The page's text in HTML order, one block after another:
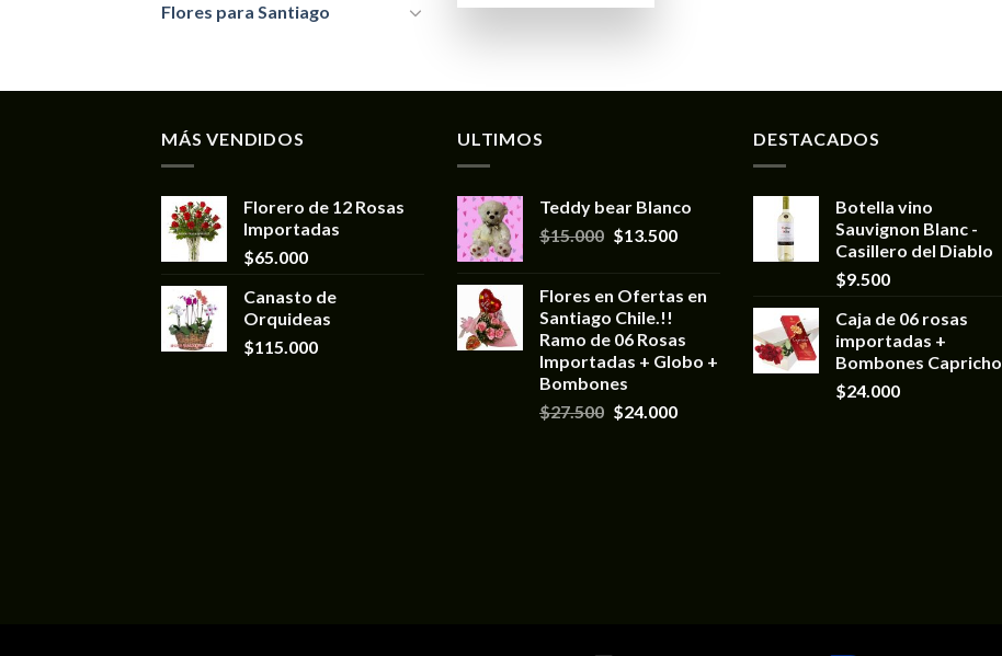
Flores para Santiago
MÁS VENDIDOS
Florero de 12 Rosas
Importadas
$65.000
Canasto de
Orquideas
$115.000
ULTIMOS
Teddy bear Blanco
$15.000 $13.500
Flores en Ofertas en
Santiago Chile.!!
Ramo de 06 Rosas
Importadas + Globo +
Bombones
$27.500 $24.000
DESTACADOS
Botella vino
Sauvignon Blanc -
Casillero del Diablo
$9.500
Caja de 06 rosas
importadas +
Bombones Capricho
$24.000